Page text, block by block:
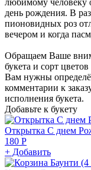
любимому человеку
день рождения. В
пионовидных роз
вечером и когда
Обращаем Ваше
букета и сорт
Вам нужны
комментарии к
исполнения букета.
Добавьте к букету
Открытка С днем
180 Р
+ Добавить